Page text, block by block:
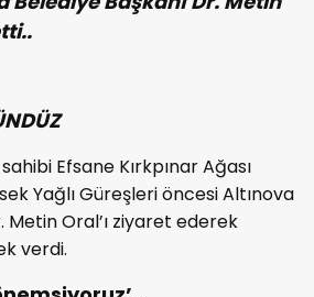
Efsane Kırkpınar Ağası
Yağlı Güreşleri öncesi Altınova
Metin Oral’ı ziyaret ederek
verdi.